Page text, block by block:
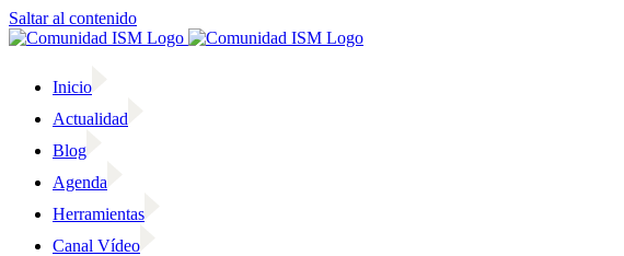
Saltar al contenido
Inicio
Actualidad
Blog
Agenda
Herramientas
Canal Vídeo